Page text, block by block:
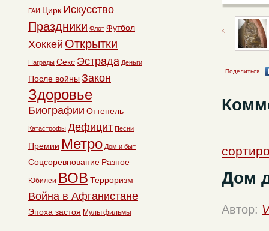
Поделиться
Дом
Автор:
ГАИ Цирк Искусство
Праздники Флот Футбол
Хоккей Открытки
Награды Секс Эстрада Деньги
После войны Закон
Здоровье
Биографии Оттепель
Катастрофы Дефицит Песни
Премии Метро Дом и быт
Соцсоревнование Разное
Юбилеи ВОВ Терроризм
Война в Афганистане
Эпоха застоя Мультфильмы